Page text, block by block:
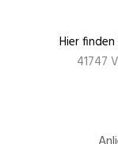
Hier finden
41747